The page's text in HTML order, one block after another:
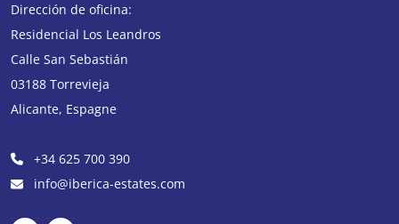
Dirección de oficina:
Residencial Los Leandros
Calle San Sebastián
03188 Torrevieja
Alicante, Espagne
+34 625 700 390
info@iberica-estates.com